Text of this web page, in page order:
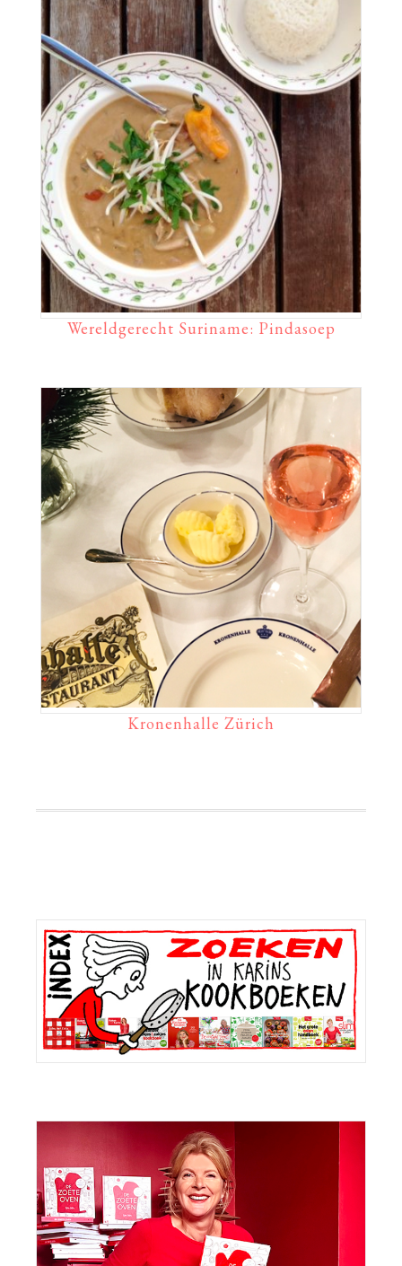
Wereldgerecht Suriname: Pindasoep
Kronenhalle Zürich
Primaire
Sidebar